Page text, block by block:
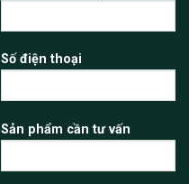
Số điện thoại
Sản phẩm cần tư vấn